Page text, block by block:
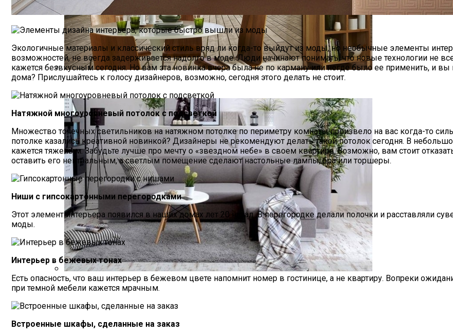
Фотообои Расширяющие Пространство Комнаты
Как Выбрать Правильный Диван Еврокнижку
Экологичные материалы и классический стиль вряд ли когда-то выйдут из моды, но необычные элементы
возможностей, не всегда задерживается надолго в моде. Люди начинают понимать, что новые технологии не
кажется безвкусным сегодня. Но вам эта новинка вчера была не по карману или негде было ее применить, и
дома? Прислушайтесь к голосу дизайнеров, возможно, сегодня этого делать не стоит.
Натяжной многоуровневый потолок с подсветкой
Множество точечных светильников на натяжном потолке по периметру комнаты произвело на вас когда-то
потолке казались креативной новинкой? Дизайнеры не рекомендуют делать такой потолок сегодня. В
кажется тяжелым. Забудьте лучше про мечту о «звездном небе» в своем квартире. Возможно, вам стоит
оставить его нейтральным, а светлым помещение сделают настольные лампы, бра или торшеры.
Ниши с гипсокартонными перегородками
Этот элемент интерьера появился в наших домах лет 20 назад. В перегородке делали полочки и расставляли
моды.
Интерьер в бежевых тонах
Есть опасность, что ваш интерьер в бежевом цвете напомнит номер в гостинице, а не квартиру. Вопреки
при темной мебели кажется мрачным.
Встроенные шкафы, сделанные на заказ